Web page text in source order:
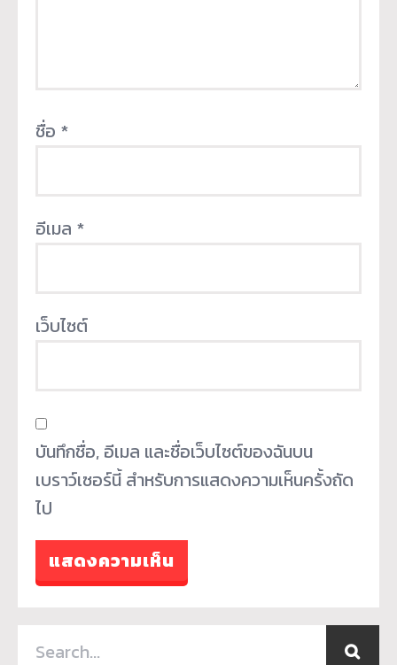
ชื่อ *
อีเมล *
เว็บไซต์
บันทึกชื่อ, อีเมล และชื่อเว็บไซต์ของฉันบน
เบราว์เซอร์นี้ สำหรับการแสดงความเห็นครั้งถัด
ไป